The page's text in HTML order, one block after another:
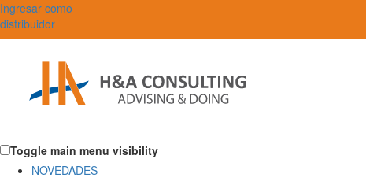
Ingresar como
distribuidor
Toggle main menu visibility
NOVEDADES